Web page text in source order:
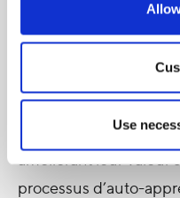
Use
essence,
pour résoudre un
enchaînement logique
effectuées sur des
confrontées pour
processus d’auto-